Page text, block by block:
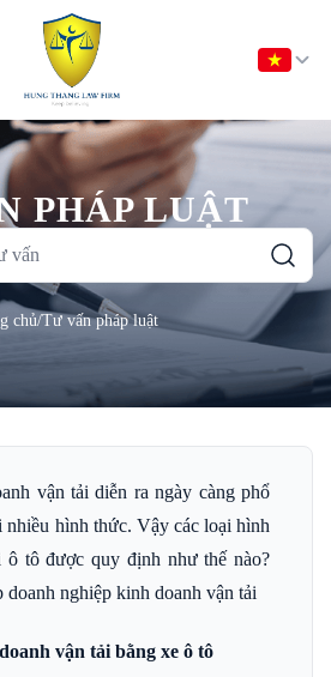
PHÁP LUẬT
chủ/Tư vấn pháp luật
vận tải diễn ra ngày càng phổ
nhiều hình thức. Vậy các loại hình
ô tô được quy định như thế nào?
nghiệp kinh doanh vận tải
vận tải bằng xe ô tô